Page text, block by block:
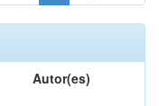
Autor(es)